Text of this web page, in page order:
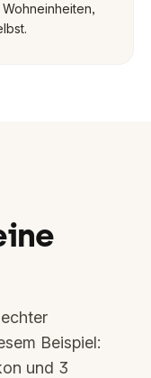
Beispiel:
und 3